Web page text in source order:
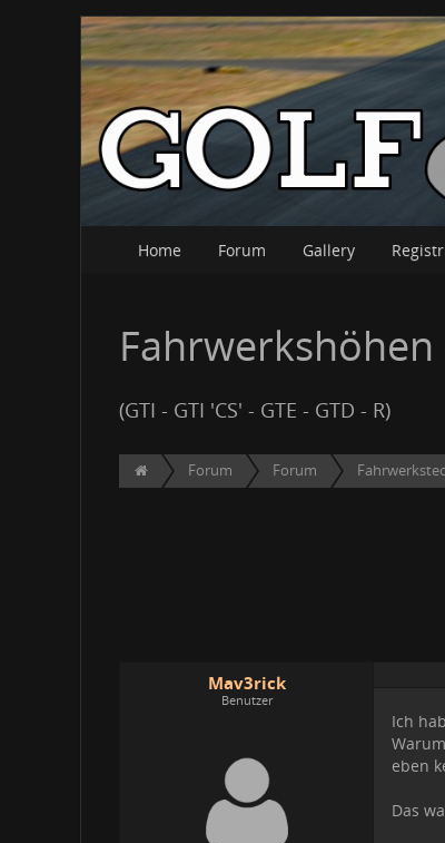
Home Forum Gallery
Fahrwerkshöhen
(GTI - GTI 'CS' - GTE - GTD - R)
Forum Forum
Mav3rick
Benutzer
Ich
eben
Das